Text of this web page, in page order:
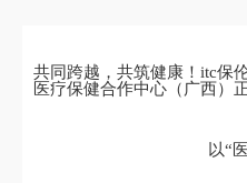
共同跨越，共筑健康！itc保
医疗保健合作中心（广西）
以“